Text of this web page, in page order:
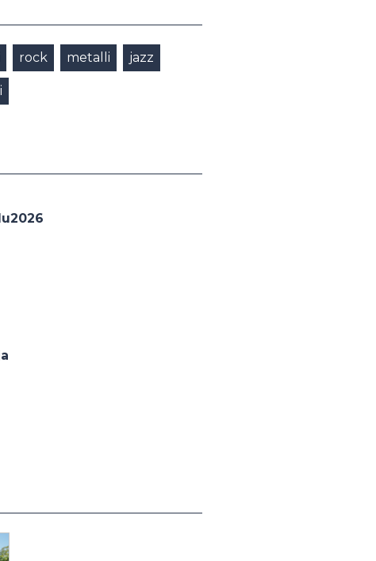
rock metalli jazz